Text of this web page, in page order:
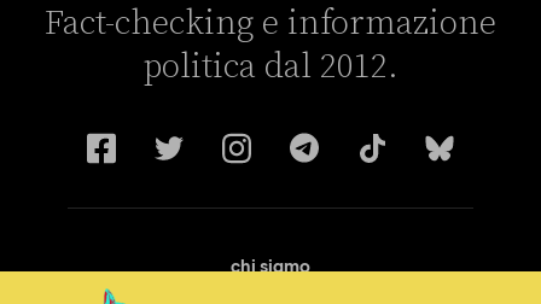
Fact-checking e informazione
politica dal 2012.
chi siamo